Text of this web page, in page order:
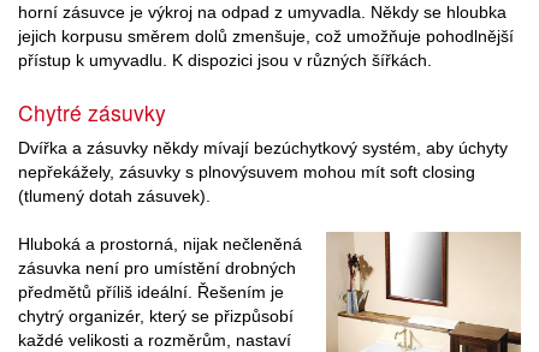
horní zásuvce je výkroj na odpad z umyvadla. Někdy se hloubka
jejich korpusu směrem dolů zmenšuje, což umožňuje pohodlnější
přístup k umyvadlu. K dispozici jsou v různých šířkách.
Chytré zásuvky
Dvířka a zásuvky někdy mívají bezúchytkový systém, aby úchyty
nepřekážely, zásuvky s plnovýsuvem mohou mít soft closing
(tlumený dotah zásuvek).
Hluboká a prostorná, nijak nečleněná
zásuvka není pro umístění drobných
předmětů příliš ideální. Řešením je
chytrý organizér, který se přizpůsobí
každé velikosti a rozměrům, nastaví